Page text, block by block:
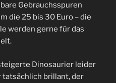
Gebrauchsspuren
die 25 bis 30 Euro – die
werden gerne für das
Dinosaurier leider
tatsächlich brillant, der